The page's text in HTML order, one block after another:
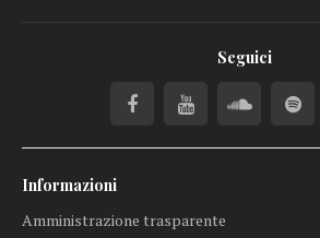
Seguici
Informazioni
Amministrazione trasparente